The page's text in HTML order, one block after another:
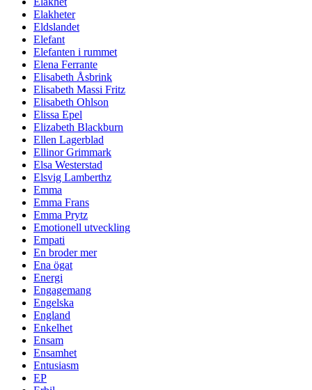
Elakheter
Eldslandet
Elefant
Elefanten i rummet
Elena Ferrante
Elisabeth Åsbrink
Elisabeth Massi Fritz
Elisabeth Ohlson
Elissa Epel
Elizabeth Blackburn
Ellen Lagerblad
Ellinor Grimmark
Elsa Westerstad
Elsvig Lamberthz
Emma
Emma Frans
Emma Prytz
Emotionell utveckling
Empati
En broder mer
Ena ögat
Energi
Engagemang
Engelska
England
Enkelhet
Ensam
Ensamhet
Entusiasm
EP